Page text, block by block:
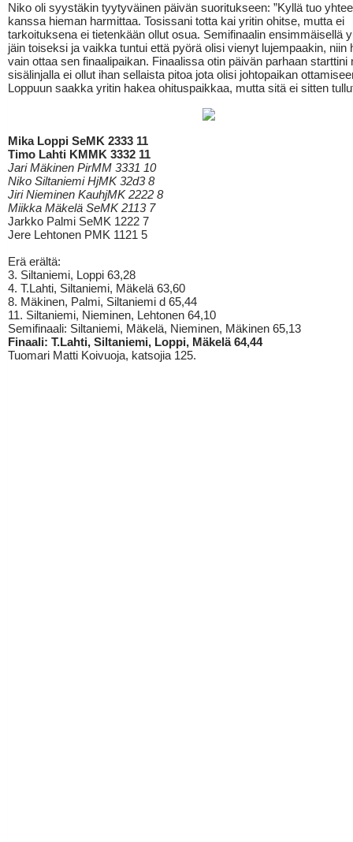
Niko oli syystäkin tyytyväinen päivän suoritukseen: ”Kyllä tuo
kanssa hieman harmittaa. Tosissani totta kai yritin ohitse, mutta ei
tarkoituksena ei tietenkään ollut osua. Semifinaalin ensimmäisellä
jäin toiseksi ja vaikka tuntui että pyörä olisi vienyt lujempaakin, niin
vain ottaa sen finaalipaikan. Finaalissa otin päivän parhaan starttini
sisälinjalla ei ollut ihan sellaista pitoa jota olisi johtopaikan
Loppuun saakka yritin hakea ohituspaikkaa, mutta sitä ei sitten
Mika Loppi SeMK 2333 11
Timo Lahti KMMK 3332 11
Jari Mäkinen PirMM 3331 10
Niko Siltaniemi HjMK 32d3 8
Jiri Nieminen KauhjMK 2222 8
Miikka Mäkelä SeMK 2113 7
Jarkko Palmi SeMK 1222 7
Jere Lehtonen PMK 1121 5
Erä erältä:
3. Siltaniemi, Loppi 63,28
4. T.Lahti, Siltaniemi, Mäkelä 63,60
8. Mäkinen, Palmi, Siltaniemi d 65,44
11. Siltaniemi, Nieminen, Lehtonen 64,10
Semifinaali: Siltaniemi, Mäkelä, Nieminen, Mäkinen 65,13
Finaali: T.Lahti, Siltaniemi, Loppi, Mäkelä 64,44
Tuomari Matti Koivuoja, katsojia 125.